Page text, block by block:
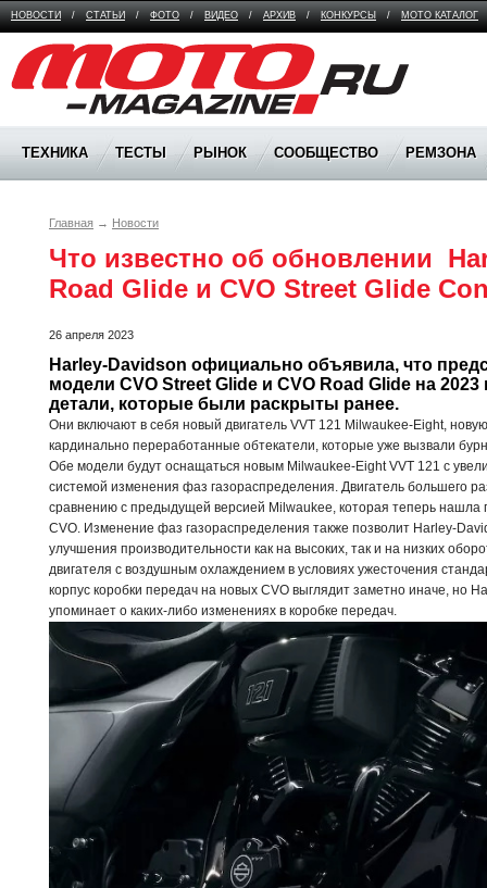
НОВОСТИ / СТАТЬИ / ФОТО / ВИДЕО / АРХИВ / КОНКУРСЫ / МОТО КАТАЛОГ
Moto Magazine
ТЕХНИКА ТЕСТЫ РЫНОК СООБЩЕСТВО РЕМЗОНА
Главная → Новости
Что известно об обновлении
Road Glide и CVO Street Glide
26 апреля 2023
Harley-Davidson официально объявила, что
модели CVO Street Glide и CVO Road Glide на
детали, которые были раскрыты ранее.
Они включают в себя новый двигатель VVT 121 Milwaukee-Eight,
кардинально переработанные обтекатели, которые уже вызвали
Обе модели будут оснащаться новым Milwaukee-Eight VVT 121 с
системой изменения фаз газораспределения. Двигатель большего
сравнению с предыдущей версией Milwaukee, которая теперь нашла
CVO. Изменение фаз газораспределения также позволит Harley-
улучшения производительности как на высоких, так и на низких
двигателя с воздушным охлаждением в условиях ужесточения
корпус коробки передач на новых CVO выглядит заметно иначе, но
упоминает о каких-либо изменениях в коробке передач.